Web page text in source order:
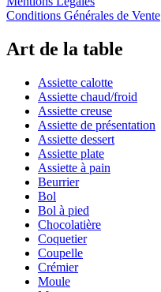
Conditions Générales de Vente
Art de la table
Assiette calotte
Assiette chaud/froid
Assiette creuse
Assiette de présentation
Assiette dessert
Assiette plate
Assiette à pain
Beurrier
Bol
Bol à pied
Chocolatière
Coquetier
Coupelle
Crémier
Moule